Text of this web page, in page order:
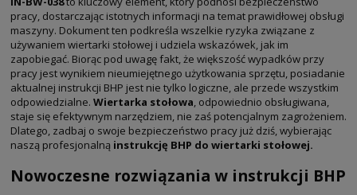
pracy, dostarczając istotnych informacji na temat prawidłowej obsługi
maszyny. Dokument ten podkreśla wszelkie ryzyka związane z
używaniem wiertarki stołowej i udziela wskazówek, jak im
zapobiegać. Biorąc pod uwagę fakt, że większość wypadków przy
pracy jest wynikiem nieumiejętnego użytkowania sprzętu, posiadanie
aktualnej instrukcji BHP jest nie tylko logiczne, ale przede wszystkim
odpowiedzialne. Wiertarka stołowa, odpowiednio obsługiwana,
staje się efektywnym narzędziem, nie zaś potencjalnym zagrożeniem.
Dlatego, zadbaj o swoje bezpieczeństwo pracy już dziś, wybierając
naszą profesjonalną instrukcję BHP do wiertarki stołowej.
Nowoczesne rozwiązania w instrukcji BHP